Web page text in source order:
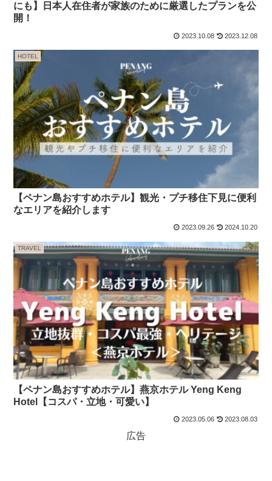
にも】日本人在住者が家族のために厳選したプランを公
開！
2023.10.08 2023.12.08
HOTEL
【ペナン島おすすめホテル】観光・プチ移住下見に便利
なエリアを紹介します
2023.09.26 2024.10.20
TRAVEL
【ペナン島おすすめホテル】燕京ホテル Yeng Keng
Hotel【コスパ・立地・可愛い】
2023.05.06 2023.08.03
広告